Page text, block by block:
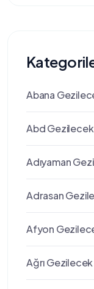
Abana
Abd
Adıyaman
Adrasan
Afyon
Ağrı